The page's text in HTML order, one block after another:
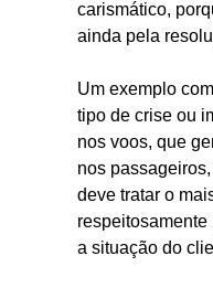
carismático,
ainda pela
Um exemplo
tipo de crise ou
nos voos, que
nos
deve tratar o
a situação do